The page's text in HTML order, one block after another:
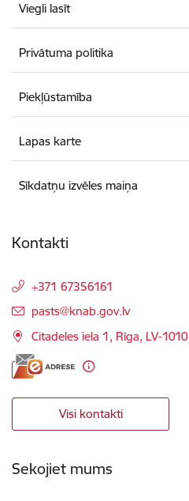
Viegli lasīt
Privātuma politika
Piekļūstamība
Lapas karte
Sīkdatņu izvēles maiņa
Kontakti
+371 67356161
E-pasts:
pasts@knab.gov.lv
Citadeles iela 1, Rīga, LV-1010
Visi kontakti
Sekojiet mums